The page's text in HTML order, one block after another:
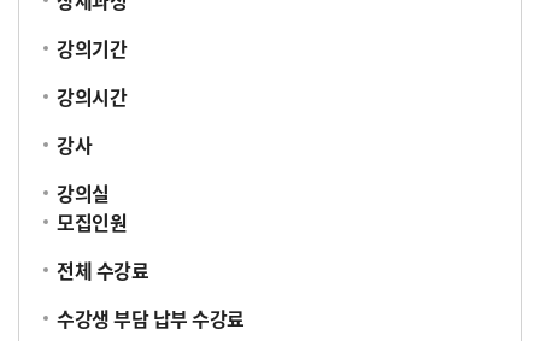
강의기간
강의시간
강사
강의실
모집인원
전체 수강료
수강생 부담 납부 수강료